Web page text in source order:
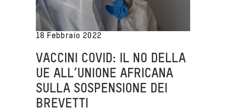
18 Febbraio 2022
VACCINI COVID: IL NO DELLA
UE ALL’UNIONE AFRICANA
SULLA SOSPENSIONE DEI
BREVETTI